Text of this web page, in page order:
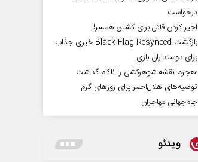
درخواست
اجیر کردن قاتل برای کشتن همسر!
بازگشت Black Flag Resynced خبری جذاب
برای دوستداران بازی
معجزه، نقشه شوهرکشی را ناکام گذاشت
توصیه‌های هلال‌احمر برای روز‌های گرم
جام‌جهانی مهاجران
ویدئو